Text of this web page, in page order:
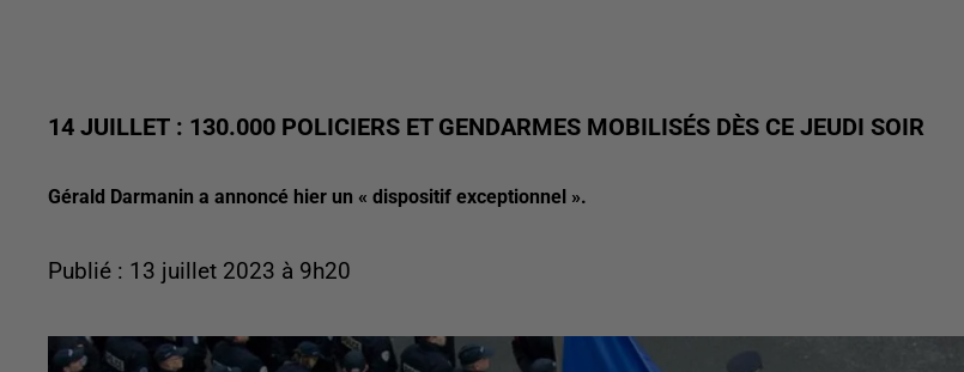
14 JUILLET : 130.000 POLICIERS ET GENDARMES MOBILISÉS DÈS CE JEUDI SOIR
Gérald Darmanin a annoncé hier un « dispositif exceptionnel ».
Publié : 13 juillet 2023 à 9h20